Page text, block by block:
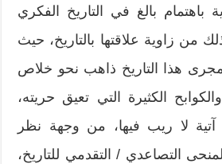
بالغ في التاريخ الفكري
من زاوية علاقتها بالتاريخ، حيث
هذا التاريخ ذاهب نحو خلاص
الكثيرة التي تعيق حريته،
آتية لا ريب فيها، من وجهة نظر
التصاعدي /‏ التقدمي للتاريخ،